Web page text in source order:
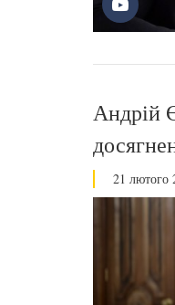
Андрій
21 лютого